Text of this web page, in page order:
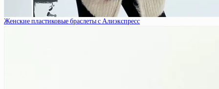
Женские пластиковые браслеты с Алиэкспресс